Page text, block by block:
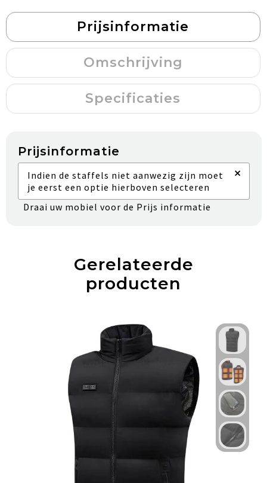
Prijsinformatie
Omschrijving
Specificaties
Prijsinformatie
Indien de staffels niet aanwezig zijn moet
je eerst een optie hierboven selecteren
×
Draai uw mobiel voor de Prijs informatie
Gerelateerde
producten